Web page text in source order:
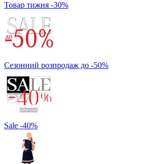
Товар тижня -30%
Сезонний розпродаж до -50%
Sale -40%